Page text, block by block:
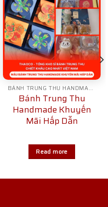
BÁNH TRUNG THU HANDMADE
Bánh Trung Thu
Handmade Khuyến
Mãi Hấp Dẫn
Read more